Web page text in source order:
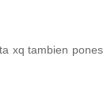
xq tambien pones